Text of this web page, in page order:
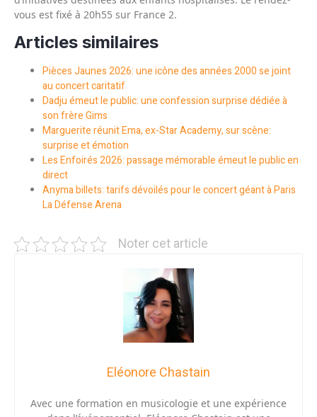
vous est fixé à 20h55 sur France 2.
Articles similaires
Pièces Jaunes 2026: une icône des années 2000 se joint
au concert caritatif
Dadju émeut le public: une confession surprise dédiée à
son frère Gims
Marguerite réunit Ema, ex-Star Academy, sur scène:
surprise et émotion
Les Enfoirés 2026: passage mémorable émeut le public en
direct
Anyma billets: tarifs dévoilés pour le concert géant à Paris
La Défense Arena
Noter cet article
Eléonore Chastain
Avec une formation en musicologie et une expérience